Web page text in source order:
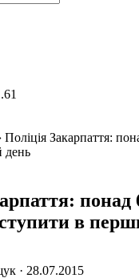
Поліція Закарпаття:
день
понад
в
· 28.07.2015